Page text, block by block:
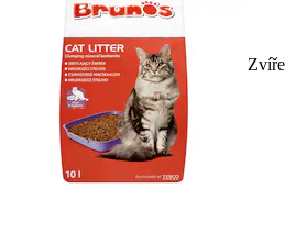
Zvíře